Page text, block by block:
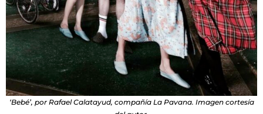
‘Bebé’, por Rafael Calatayud, compañía La Pavana. Imagen cortesía